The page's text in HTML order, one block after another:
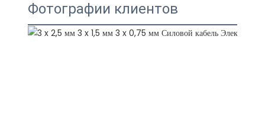
Фотографии клиентов